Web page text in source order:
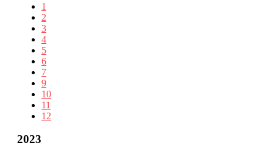
1
2
3
4
5
6
7
9
10
11
12
2023